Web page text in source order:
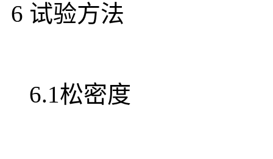
6 试验方法
6.1松密度